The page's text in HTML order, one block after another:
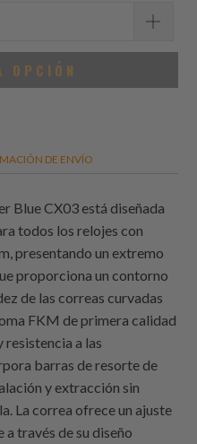
OPCIÓN
DE ENVÍO
Blue CX03 está diseñada
todos los relojes con
presentando un extremo
proporciona un contorno
de las correas curvadas
FKM de primera calidad
a las
barras de resorte de
y extracción sin
La correa ofrece un ajuste
través de su diseño